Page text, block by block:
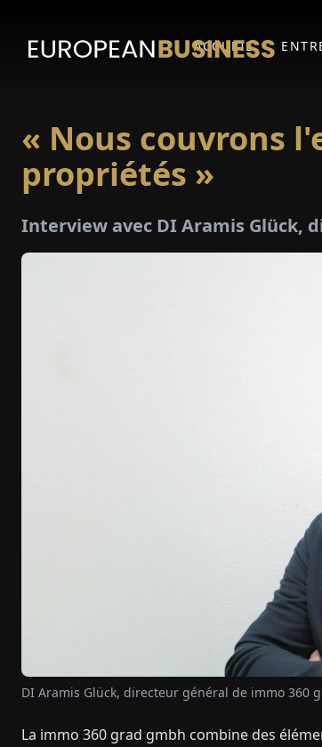
ACCUEIL
« Nous couvrons
propriétés »
Interview avec DI Aramis Glück,
DI Aramis Glück, directeur général de immo 360
La immo 360 grad gmbh combine des